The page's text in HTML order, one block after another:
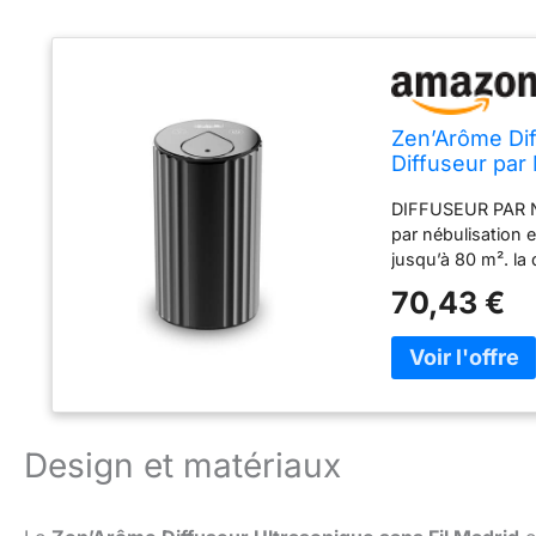
Zen’Arôme
Diffuseur par
DIFFUSEUR
par nébulisation
jusqu’à 80 m².
SANS FIL:
plusieurs heures
voyage), ne
UTILISATION
remplir en
70,43 €
Design et matériaux